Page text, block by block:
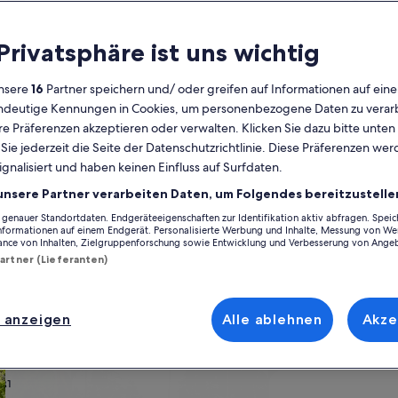
Derzeit
die
Monate
August
2026
und
September
angezeigt.
MoMontag
DiDienstag
MiMittwoch
DoDonnerstag
Fr Freitag
SaSamstag
SoSonntag
3 4 5 6 7 8 9
10 11 12
23
30
31
MoMontag
Di
7 8 9
21 22
28 29
inspirieren und finde genau das, was dir vorschwebt. Ganz
Annehmlichkeiten, die eure gemeinsame Zeit besonders machen
du Optionen zur Barrierefreiheit oder bezüglich der
deinem Geschmack
oder Apartments
ist uns wichtig
16 Partner speichern und/ oder greifen auf Informationen auf
Kennungen in Cookies, um personenbezogene Daten zu
Präferenzen akzeptieren oder verwalten. Klicken Sie dazu bitte
jederzeit die Seite der Datenschutzrichtlinie. Diese Präferenzen
und haben keinen Einfluss auf Surfdaten.
Partner verarbeiten Daten, um Folgendes
Standortdaten. Endgeräteeigenschaften zur Identifikation aktiv abfragen.
auf einem Endgerät. Personalisierte Werbung und Inhalte, Messung von
von Inhalten, Zielgruppenforschung sowie Entwicklung und Verbesserung von
(Lieferanten)
Alle ablehnen